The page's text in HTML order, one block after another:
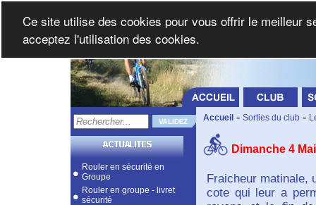
Rouler en sécurité en
Groupe
Rouler en groupe - livret
sécurité
Accueil - Sorties du club -
Dimanche 4 Mai
Fraicheur matinale,
cote qui leur a
Ce site utilise des cookies pour vous offrir le meilleur
acceptez l'utilisation des cookies.